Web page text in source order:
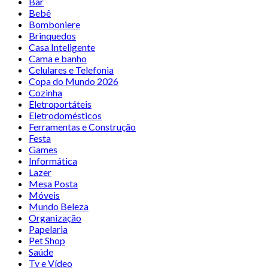
Bebê
Bomboniere
Brinquedos
Casa Inteligente
Cama e banho
Celulares e Telefonia
Copa do Mundo 2026
Cozinha
Eletroportáteis
Eletrodomésticos
Ferramentas e Construção
Festa
Games
Informática
Lazer
Mesa Posta
Móveis
Mundo Beleza
Organização
Papelaria
Pet Shop
Saúde
Tv e Vídeo